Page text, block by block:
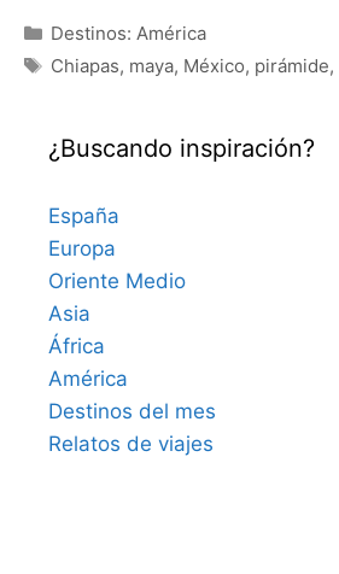
Categorías
Destinos: América
Etiquetas
Chiapas, maya, México, pirámide,
¿Buscando inspiración?
España
Europa
Oriente Medio
Asia
África
América
Destinos del mes
Relatos de viajes